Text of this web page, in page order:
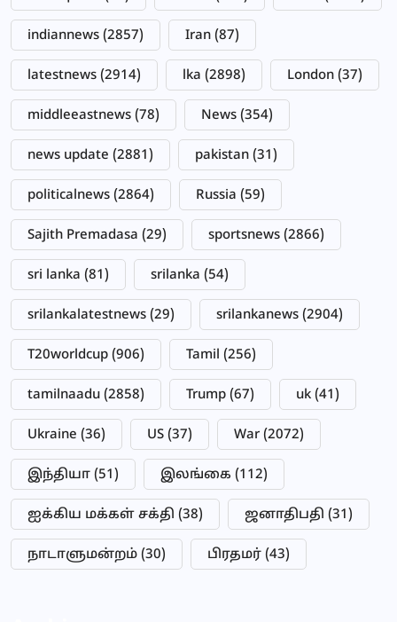
indiannews (2857) Iran (87)
latestnews (2914) lka (2898) London (37)
middleeastnews (78) News (354)
news update (2881) pakistan (31)
politicalnews (2864) Russia (59)
Sajith Premadasa (29) sportsnews (2866)
sri lanka (81) srilanka (54)
srilankalatestnews (29) srilankanews (2904)
T20worldcup (906) Tamil (256)
tamilnaadu (2858) Trump (67) uk (41)
Ukraine (36) US (37) War (2072)
இந்தியா (51) இலங்கை (112)
ஐக்கிய மக்கள் சக்தி (38) ஜனாதிபதி (31)
நாடாளுமன்றம் (30) பிரதமர் (43)